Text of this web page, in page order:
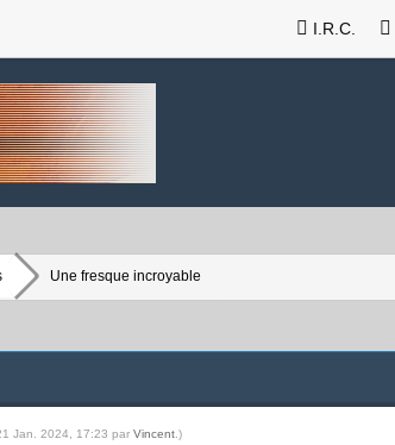
I.R.C.
Une fresque incroyable
Jan. 2024, 17:23 par Vincent.)